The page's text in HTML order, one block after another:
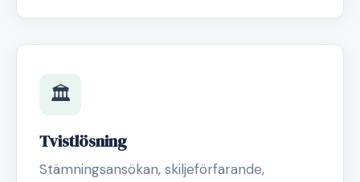
🏛️
Tvistlösning
Stämningsansökan, skiljeförfarande,